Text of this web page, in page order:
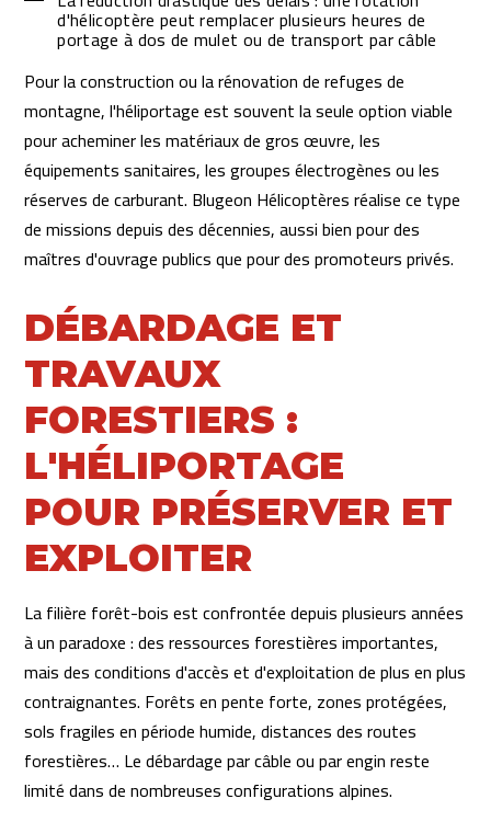
d'hélicoptère peut remplacer plusieurs heures de
portage à dos de mulet ou de transport par câble
Pour la construction ou la rénovation de refuges de
montagne, l'héliportage est souvent la seule option viable
pour acheminer les matériaux de gros œuvre, les
équipements sanitaires, les groupes électrogènes ou les
réserves de carburant. Blugeon Hélicoptères réalise ce type
de missions depuis des décennies, aussi bien pour des
maîtres d'ouvrage publics que pour des promoteurs privés.
DÉBARDAGE ET
TRAVAUX
FORESTIERS :
L'HÉLIPORTAGE
POUR PRÉSERVER ET
EXPLOITER
La filière forêt-bois est confrontée depuis plusieurs années
à un paradoxe : des ressources forestières importantes,
mais des conditions d'accès et d'exploitation de plus en plus
contraignantes. Forêts en pente forte, zones protégées,
sols fragiles en période humide, distances des routes
forestières… Le débardage par câble ou par engin reste
limité dans de nombreuses configurations alpines.